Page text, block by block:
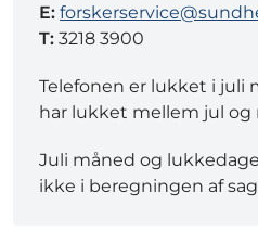
E:
T: 3218 3900
Telefonen er lukket i juli
har lukket mellem jul og
Juli måned og
ikke i beregningen af